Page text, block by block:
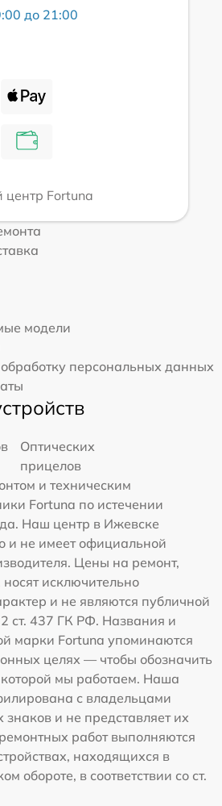
до 21:00
Fortuna
модели
персональных данных
Оптических
прицелов
и техническим
Fortuna по истечении
Наш центр в Ижевске
и не имеет официальной
Цены на ремонт,
исключительно
и не являются публичной
ст. 437 ГК РФ. Названия и
марки Fortuna упоминаются
целях — чтобы обозначить
мы работаем. Наша
с владельцами
и не представляет их
работ выполняются
находящихся в
обороте, в соответствии со ст.